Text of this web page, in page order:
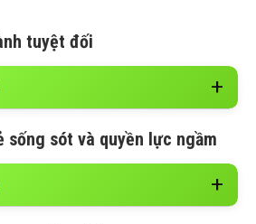
tuyệt đối
sống sót và quyền lực ngầm